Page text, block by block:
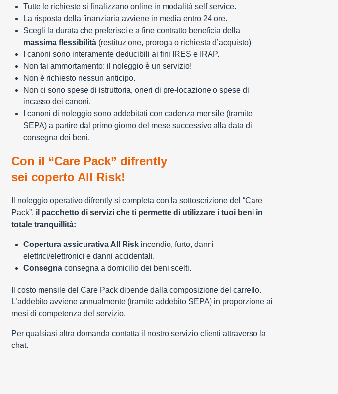
Tutte le richieste si finalizzano online in modalità self service.
La risposta della finanziaria avviene in media entro 24 ore.
Scegli la durata che preferisci e a fine contratto beneficia della
massima flessibilità(restituzione, proroga o richiesta d’acquisto)
I canoni sono interamente deducibili ai fini IRES e IRAP.
Non fai ammortamento: il noleggio è un servizio!
Non è richiesto nessun anticipo.
Non ci sono spese di istruttoria, oneri di pre-locazione o spese di
incasso dei canoni.
I canoni di noleggio sono addebitati con cadenza mensile (tramite
SEPA) a partire dal primo giorno del mese successivo alla data di
consegna dei beni.
Con il “Care Pack” difrently
sei coperto All Risk!
Il noleggio operativo difrently si completa con la sottoscrizione del “Care
Pack”, il pacchetto di servizi che ti permette di utilizzare i tuoi beni in
totale tranquillità:
Copertura assicurativa All Riskincendio, furto, danni
elettrici/elettronici e danni accidentali.
Consegnaconsegna a domicilio dei beni scelti.
Il costo mensile del Care Pack dipende dalla composizione del carrello.
L’addebito avviene annualmente (tramite addebito SEPA) in proporzione ai
mesi di competenza del servizio.
Per qualsiasi altra domanda contatta il nostro servizio clienti attraverso la
chat.